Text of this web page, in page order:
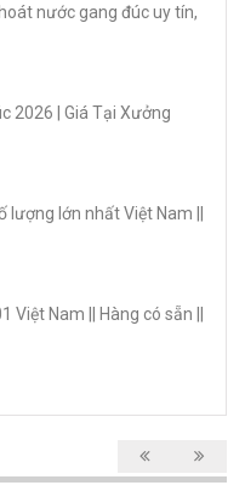
nước gang đúc uy tín,
2026 | Giá Tại Xưởng
lớn nhất Việt Nam ||
Nam || Hàng có sẵn ||